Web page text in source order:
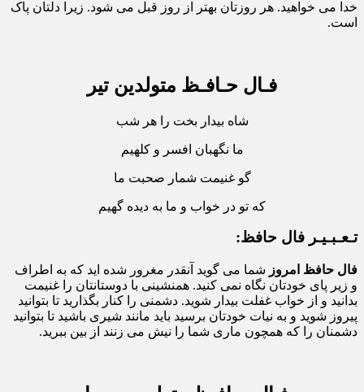
خدا می خواهید. هر روزتان بهتر از روز قبل می شود. زیرا دلتان پاک
است.
فـال حـافـظ متولدین تیر
شاه بیدار بخت را هر شب
ما نگهبان افسر و کلهیم
گو غنیمت شمار صحبت ما
که تو در خواب و ما به دیده گهیم
تـعـبـیـر فال حافظ:
فال حافظ امروز شما می گوید آنقدر مغرور شده اید که به اطراف
و زیر پای خودتان نگاه نمی کنید. همنشینی با دوستانتان را غنیمت
بدانید و از خواب غفلت بیدار شوید. دشمنی را کنار بگذارید تا بتوانید
پیروز شوید و به نیات خودتان برسید باید مانند شیری باشید تا بتوانید
دشمنان را که همچون ماری شما را نیش می زنند از بین ببرید.